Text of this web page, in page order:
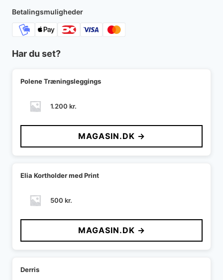
Betalingsmuligheder
Har du set?
Polene Træningsleggings
1.200 kr.
MAGASIN.DK →
Elia Kortholder med Print
500 kr.
MAGASIN.DK →
Derris